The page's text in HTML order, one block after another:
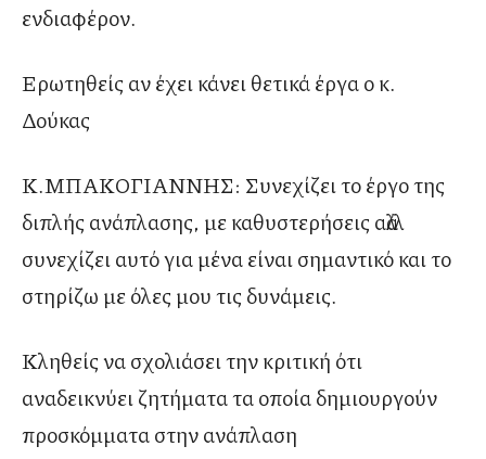
ενδιαφέρον.
Ερωτηθείς αν έχει κάνει θετικά έργα ο κ.
Δούκας
Κ.ΜΠΑΚΟΓΙΑΝΝΗΣ: Συνεχίζει το έργο της
διπλής ανάπλασης, με καθυστερήσεις αλλά
συνεχίζει αυτό για μένα είναι σημαντικό και το
στηρίζω με όλες μου τις δυνάμεις.
Κληθείς να σχολιάσει την κριτική ότι
αναδεικνύει ζητήματα τα οποία δημιουργούν
προσκόμματα στην ανάπλαση